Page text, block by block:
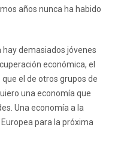
años nunca ha habido
demasiados jóvenes
económica, el
el de otros grupos de
una economía que
Una economía a la
para la próxima